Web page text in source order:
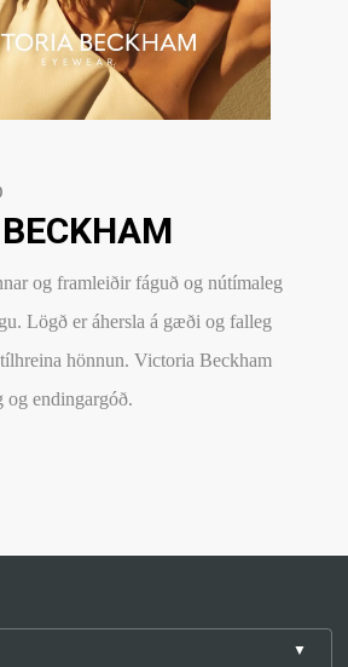
og framleiðir fáguð og nútímaleg
Lögð er áhersla á gæði og falleg
hönnun. Victoria Beckham
og endingargóð.